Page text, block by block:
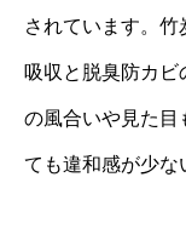
されています。
吸収と脱臭防カビ
の風合いや見た目
ても違和感が少な